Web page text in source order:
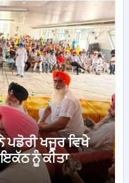
ਪਡੋਰੀ ਖਜੂਰ ਵਿਖੇ
ਨੂੰ ਕੀਤਾ